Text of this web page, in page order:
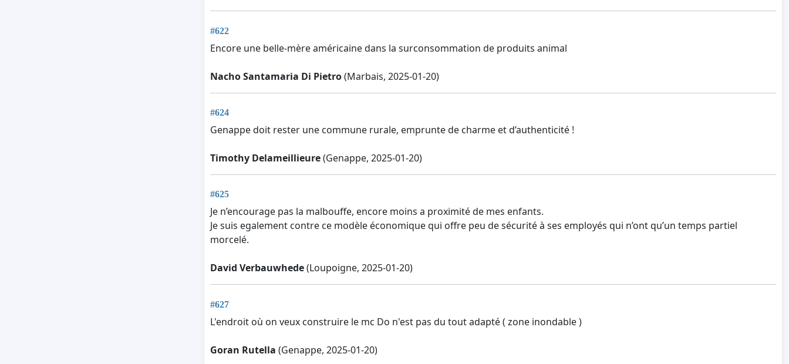
#622
Encore une belle-mère américaine dans la surconsommation de produits animal
Nacho Santamaria Di Pietro(Marbais, 2025-01-20)
#624
Genappe doit rester une commune rurale, emprunte de charme et d’authenticité !
Timothy Delameillieure(Genappe, 2025-01-20)
#625
Je n’encourage pas la malbouffe, encore moins a proximité de mes enfants.
Je suis egalement contre ce modèle économique qui offre peu de sécurité à ses employés qui n’ont qu’un temps partiel
morcelé.
David Verbauwhede(Loupoigne, 2025-01-20)
#627
L'endroit où on veux construire le mc Do n'est pas du tout adapté ( zone inondable )
Goran Rutella (Genappe, 2025-01-20)